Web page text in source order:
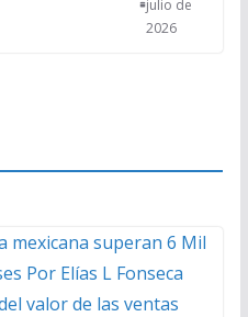
julio de
2026